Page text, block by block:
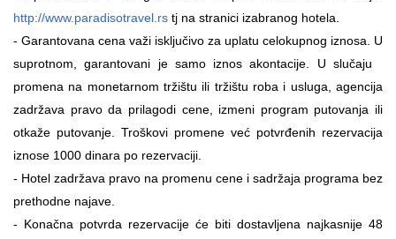
http://www.paradisotravel.rs tj na stranici izabranog hotela.
- Garantovana cena važi isključivo za uplatu celokupnog iznosa. U
suprotnom, garantovani je samo iznos akontacije. U slučaju
promena na monetarnom tržištu ili tržištu roba i usluga, agencija
zadržava pravo da prilagodi cene, izmeni program putovanja ili
otkaže putovanje. Troškovi promene već potvrđenih rezervacija
iznose 1000 dinara po rezervaciji.
- Hotel zadržava pravo na promenu cene i sadržaja programa bez
prethodne najave.
- Konačna potvrda rezervacije će biti dostavljena najkasnije 48